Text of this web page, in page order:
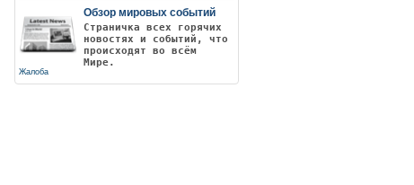
Обзор мировых событий
Страничка всех горячих
новостях и событий, что
происходят во всём
Мире.
Жалоба